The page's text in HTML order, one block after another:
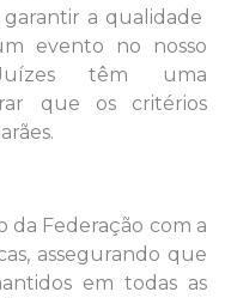
garantir a qualidade
evento no nosso
têm uma
que os critérios
da Federação com a
assegurando que
em todas as